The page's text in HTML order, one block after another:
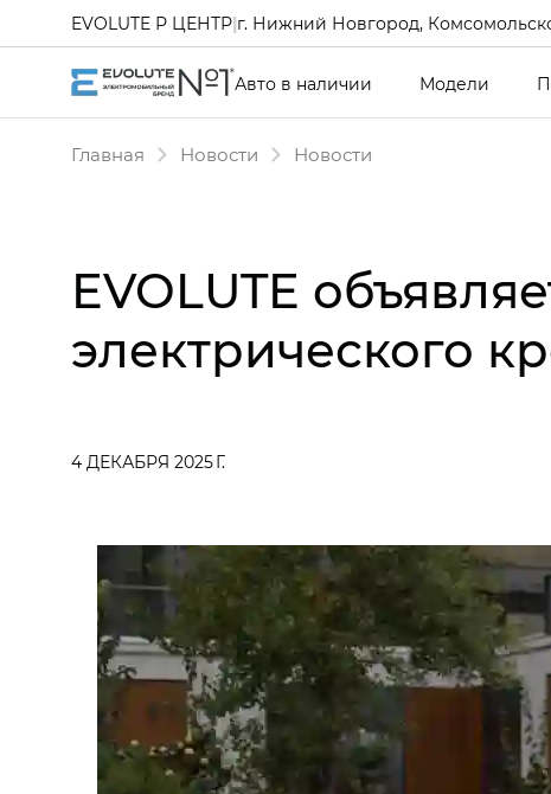
EVOLUTE Р ЦЕНТР|г. Нижний Новгород,
Авто в наличии Модели
Главная Новости Новости
EVOLUTE
электрического
4 ДЕКАБРЯ 2025 Г.